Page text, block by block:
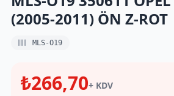
(2005-2011) ÖN Z-ROT
MLS-O19
₺266,70+ KDV